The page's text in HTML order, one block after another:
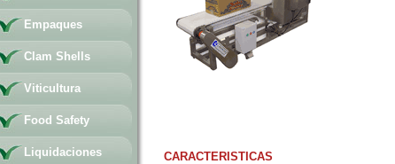
CARACTERISTICAS
Empaques
Clam Shells
Viticultura
Food Safety
Liquidaciones